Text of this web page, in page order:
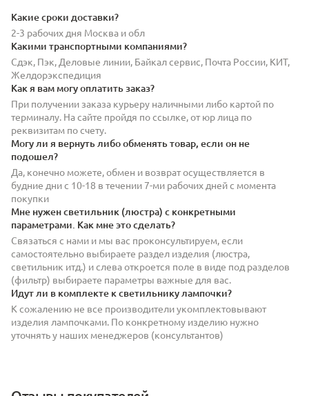
Какие сроки доставки?
2-3 рабочих дня Москва и обл
Какими транспортными компаниями?
Сдэк, Пэк, Деловые линии, Байкал сервис, Почта России, КИТ,
Желдорэкспедиция
Как я вам могу оплатить заказ?
При получении заказа курьеру наличными либо картой по
терминалу. На сайте пройдя по ссылке, от юр лица по
реквизитам по счету.
Могу ли я вернуть либо обменять товар, если он не
подошел?
Да, конечно можете, обмен и возврат осуществляется в
будние дни с 10-18 в течении 7-ми рабочих дней с момента
покупки
Мне нужен светильник (люстра) с конкретными
параметрами. Как мне это сделать?
Связаться с нами и мы вас проконсультируем, если
самостоятельно выбираете раздел изделия (люстра,
светильник итд.) и слева откроется поле в виде под разделов
(фильтр) выбираете параметры важные для вас.
Идут ли в комплекте к светильнику лампочки?
К сожалению не все производители укомплектовывают
изделия лампочками. По конкретному изделию нужно
уточнять у наших менеджеров (консультантов)